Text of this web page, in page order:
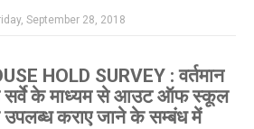
September 28, 2018
HOLD SURVEY : वर्तमान
सर्वे के माध्यम से आउट ऑफ स्कूल
उपलब्ध कराए जाने के सम्बंध में